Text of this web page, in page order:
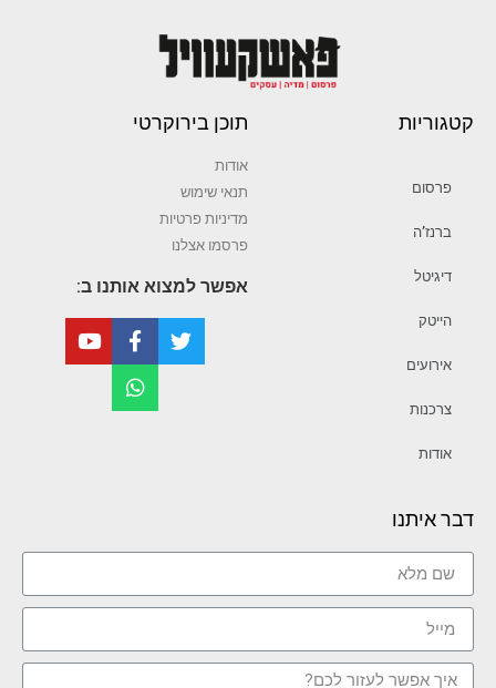
קטגוריות
פרסום
ברנז’ה
דיגיטל
הייטק
אירועים
צרכנות
אודות
תוכן בירוקרטי
אודות
תנאי שימוש
מדיניות פרטיות
פרסמו אצלנו
אפשר למצוא אותנו ב:
דבר איתנו